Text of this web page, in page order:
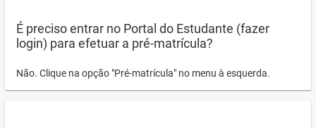
É preciso entrar no Portal do Estudante (fazer
login) para efetuar a pré-matrícula?
Não. Clique na opção "Pré-matrícula" no menu à esquerda.